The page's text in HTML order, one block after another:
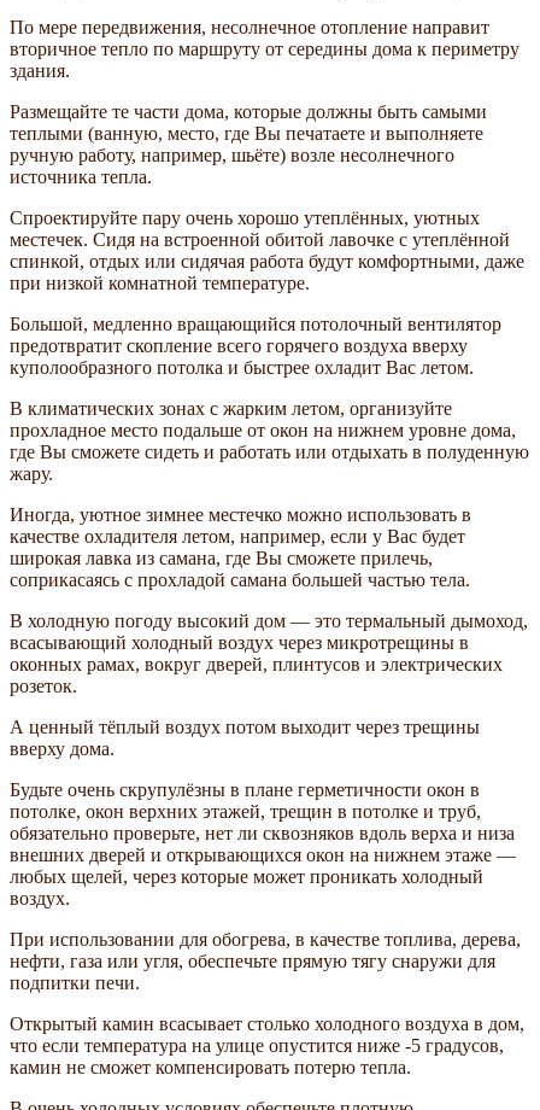
По мере передвижения, несолнечное отопление направит
вторичное тепло по маршруту от середины дома к периметру
здания.
Размещайте те части дома, которые должны быть самыми
теплыми (ванную, место, где Вы печатаете и выполняете
ручную работу, например, шьёте) возле несолнечного
источника тепла.
Спроектируйте пару очень хорошо утеплённых, уютных
местечек. Сидя на встроенной обитой лавочке с утеплённой
спинкой, отдых или сидячая работа будут комфортными, даже
при низкой комнатной температуре.
Большой, медленно вращающийся потолочный вентилятор
предотвратит скопление всего горячего воздуха вверху
куполообразного потолка и быстрее охладит Вас летом.
В климатических зонах с жарким летом, организуйте
прохладное место подальше от окон на нижнем уровне дома,
где Вы сможете сидеть и работать или отдыхать в полуденную
жару.
Иногда, уютное зимнее местечко можно использовать в
качестве охладителя летом, например, если у Вас будет
широкая лавка из самана, где Вы сможете прилечь,
соприкасаясь с прохладой самана большей частью тела.
В холодную погоду высокий дом — это термальный дымоход,
всасывающий холодный воздух через микротрещины в
оконных рамах, вокруг дверей, плинтусов и электрических
розеток.
А ценный тёплый воздух потом выходит через трещины
вверху дома.
Будьте очень скрупулёзны в плане герметичности окон в
потолке, окон верхних этажей, трещин в потолке и труб,
обязательно проверьте, нет ли сквозняков вдоль верха и низа
внешних дверей и открывающихся окон на нижнем этаже —
любых щелей, через которые может проникать холодный
воздух.
При использовании для обогрева, в качестве топлива, дерева,
нефти, газа или угля, обеспечьте прямую тягу снаружи для
подпитки печи.
Открытый камин всасывает столько холодного воздуха в дом,
что если температура на улице опустится ниже -5 градусов,
камин не сможет компенсировать потерю тепла.